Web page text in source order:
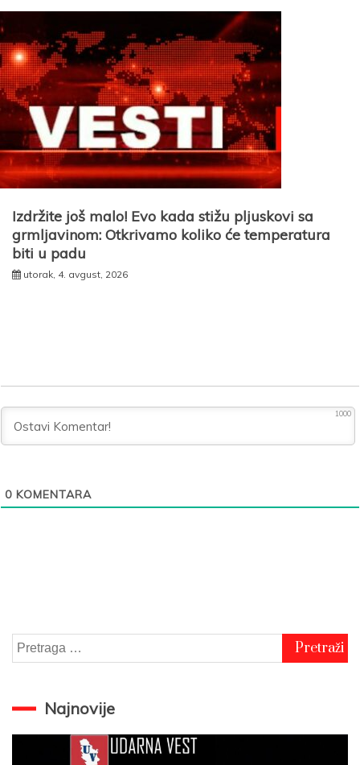
Izdržite još malo! Evo kada stižu pljuskovi sa
grmljavinom: Otkrivamo koliko će temperatura
biti u padu
utorak, 4. avgust, 2026
1000
0 KOMENTARA
Pretraga
za:
Najnovije